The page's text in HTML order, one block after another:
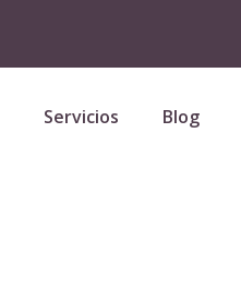
Servicios Blog